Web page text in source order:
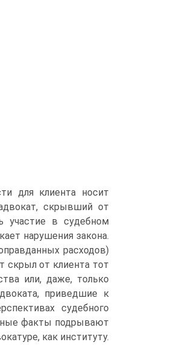
для клиента носит
скрывший от
участие в судебном
нарушения закона.
расходов)
скрыл от клиента тот
или, даже, только
приведшие к
судебного
факты подрывают
как институту.